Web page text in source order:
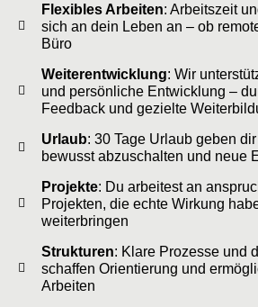
Flexibles Arbeiten: Arbeitszeit
sich an dein Leben an – ob
Büro
Weiterentwicklung: Wir
und persönliche Entwicklung –
Feedback und gezielte
Urlaub: 30 Tage Urlaub geben
bewusst abzuschalten und neue
Projekte: Du arbeitest an
Projekten, die echte Wirkung
weiterbringen
Strukturen: Klare Prozesse und
schaffen Orientierung und
Arbeiten